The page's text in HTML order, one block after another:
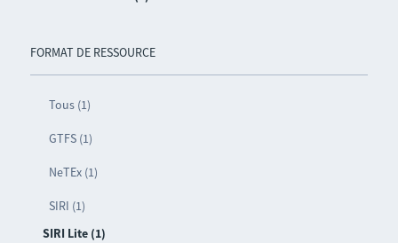
FORMAT DE RESSOURCE
Tous (1)
GTFS (1)
NeTEx (1)
SIRI (1)
SIRI Lite (1)